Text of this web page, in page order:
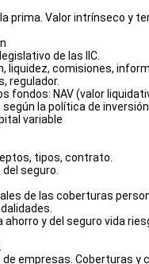
prima. Valor intrínseco y
de las IIC.
liquidez, comisiones,
regulador.
fondos: NAV (valor
la política de
variable
tipos, contrato.
seguro.
de las coberturas
y del seguro vida
empresas. Coberturas y